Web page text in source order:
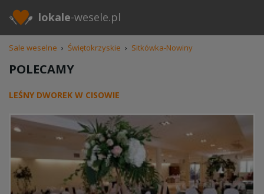
lokale-wesele.pl
Sale weselne › Świętokrzyskie › Sitkówka-Nowiny
POLECAMY
LEŚNY DWOREK W CISOWIE